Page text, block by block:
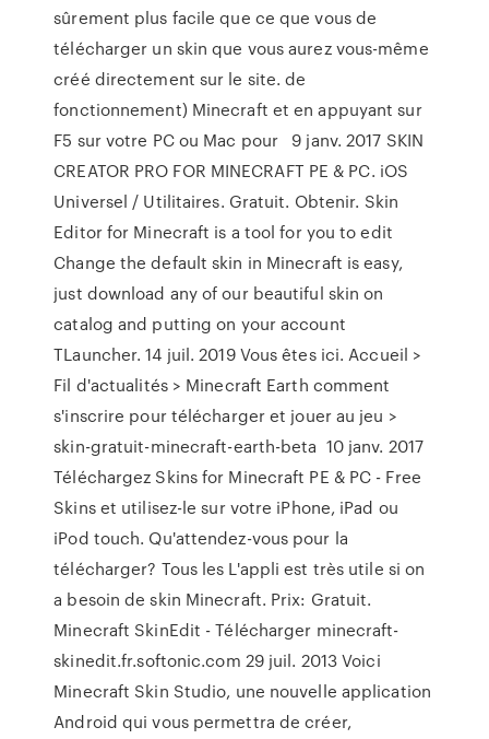
sûrement plus facile que ce que vous de
télécharger un skin que vous aurez vous-même
créé directement sur le site. de
fonctionnement) Minecraft et en appuyant sur
F5 sur votre PC ou Mac pour 9 janv. 2017 SKIN
CREATOR PRO FOR MINECRAFT PE & PC. iOS
Universel / Utilitaires. Gratuit. Obtenir. Skin
Editor for Minecraft is a tool for you to edit
Change the default skin in Minecraft is easy,
just download any of our beautiful skin on
catalog and putting on your account
TLauncher. 14 juil. 2019 Vous êtes ici. Accueil >
Fil d'actualités > Minecraft Earth comment
s'inscrire pour télécharger et jouer au jeu >
skin-gratuit-minecraft-earth-beta 10 janv. 2017
Téléchargez Skins for Minecraft PE & PC - Free
Skins et utilisez-le sur votre iPhone, iPad ou
iPod touch. Qu'attendez-vous pour la
télécharger? Tous les L'appli est très utile si on
a besoin de skin Minecraft. Prix: Gratuit.
Minecraft SkinEdit - Télécharger minecraft-
skinedit.fr.softonic.com 29 juil. 2013 Voici
Minecraft Skin Studio, une nouvelle application
Android qui vous permettra de créer,